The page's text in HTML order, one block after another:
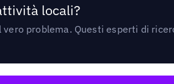
locali?
problema. Questi esperti di